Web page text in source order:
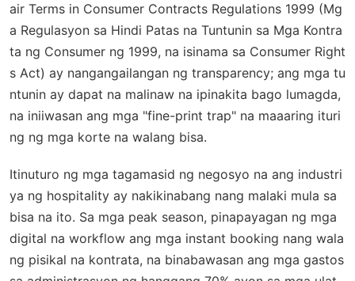
air Terms in Consumer Contracts Regulations 1999 (Mg
a Regulasyon sa Hindi Patas na Tuntunin sa Mga Kontra
ta ng Consumer ng 1999, na isinama sa Consumer Right
s Act) ay nangangailangan ng transparency; ang mga tu
ntunin ay dapat na malinaw na ipinakita bago lumagda,
na iniiwasan ang mga "fine-print trap" na maaaring ituri
ng ng mga korte na walang bisa.
Itinuturo ng mga tagamasid ng negosyo na ang industri
ya ng hospitality ay nakikinabang nang malaki mula sa
bisa na ito. Sa mga peak season, pinapayagan ng mga
digital na workflow ang mga instant booking nang wala
ng pisikal na kontrata, na binabawasan ang mga gastos